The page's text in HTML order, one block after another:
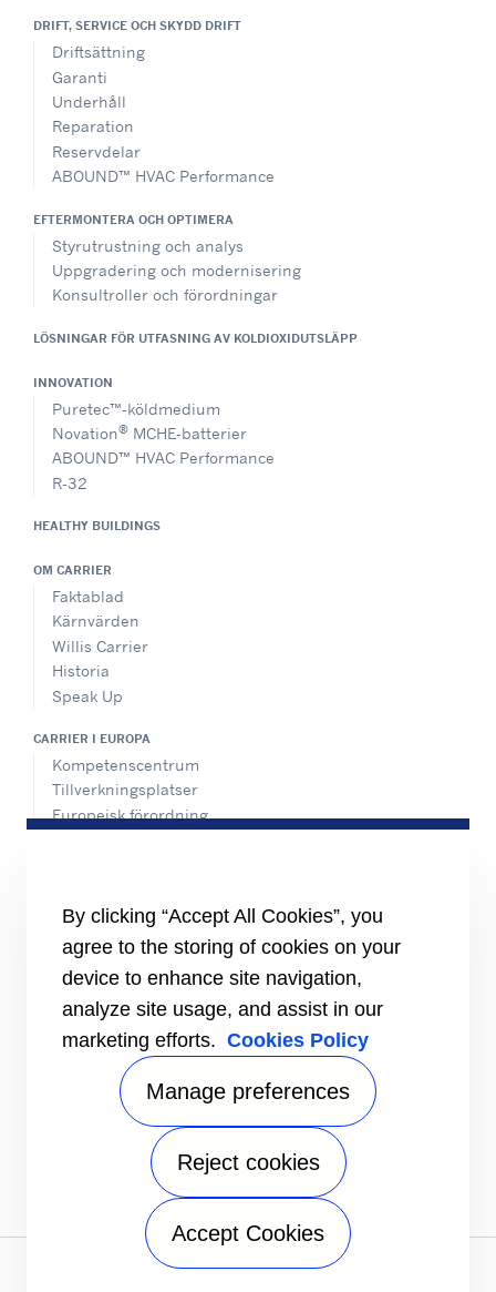
DRIFT, SERVICE OCH SKYDD DRIFT
Driftsättning
Garanti
Underhåll
Reparation
Reservdelar
ABOUND™ HVAC Performance
EFTERMONTERA OCH OPTIMERA
Styrutrustning och analys
Uppgradering och modernisering
Konsultroller och förordningar
LÖSNINGAR FÖR UTFASNING AV KOLDIOXIDUTSLÄPP
INNOVATION
Puretec™-köldmedium
Novation® MCHE-batterier
ABOUND™ HVAC Performance
R-32
HEALTHY BUILDINGS
OM CARRIER
Faktablad
Kärnvärden
Willis Carrier
Historia
Speak Up
CARRIER I EUROPA
Kompetenscentrum
Tillverkningsplatser
Europeisk förordning
Försäljningskontor i Europa
RESURSER
Broschyrer
Videor
INFORMATION FÖR
Leverantörer
Investerare
Integritetspolicy|Användarvillkor|Webbplatskarta
By clicking “Accept All Cookies”, you
agree to the storing of cookies on your
device to enhance site navigation,
analyze site usage, and assist in our
marketing efforts. Cookies Policy
Manage preferences
Reject cookies
Accept Cookies